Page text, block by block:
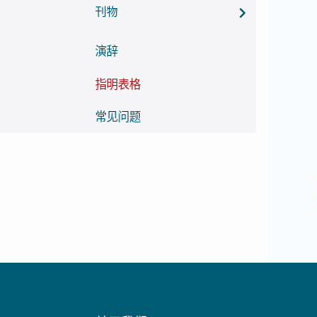
刊物
演辞
指明表格
常见问题